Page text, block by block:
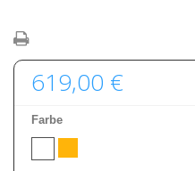
619,00 €
Farbe